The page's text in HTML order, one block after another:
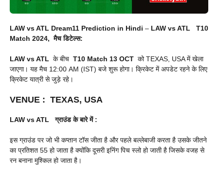
LAW vs ATL Dream11 Prediction in Hindi – LAW vs ATL T10
Match 2024, मैच डिटेल्स:
LAW vs ATL के बीच T10 Match 13 OCT को TEXAS, USA में खेला
जाएगा। यह मैच 12:00 AM (IST) बजे शुरू होगा। क्रिकेट में अपडेट रहने के लिए
क्रिकेट यात्री से जुड़े रहे।
VENUE : TEXAS, USA
LAW vs ATLग्राउंड के बारे में :
इस ग्राउंड पर जो भी कप्तान टॉस जीता है और पहले बल्लेबाजी करता है उसके जीतने
का प्रतिशत 55 हो जाता है क्योंकि दूसरी इनिंग पिच स्लो हो जाती है जिसके वजह से
रन बनाना मुश्किल हो जाता है।